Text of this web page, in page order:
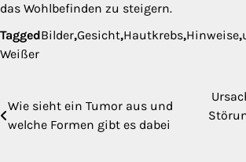
das Wohlbefinden zu steigern.
TaggedBilder,Gesicht,Hautkrebs,Hinweise,
Weißer
Beitragsnavigation
Wie sieht ein Tumor aus und
welche Formen gibt es dabei